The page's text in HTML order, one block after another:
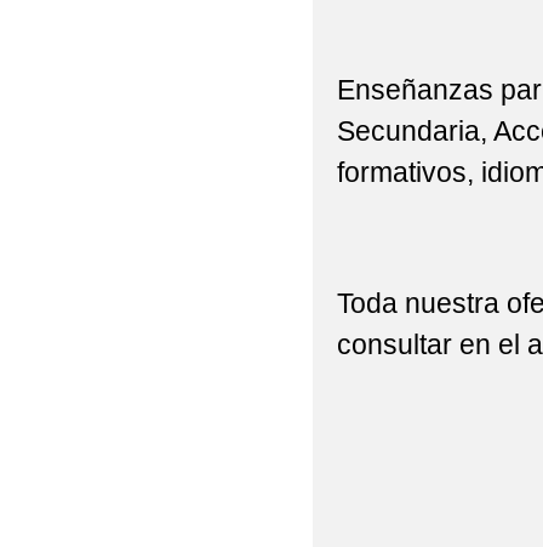
Enseñanzas
Secundaria,
formativos,
Toda nuestra
consultar en el